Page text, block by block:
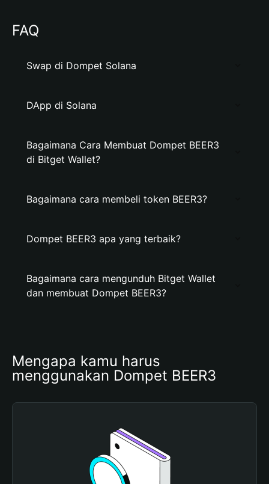
FAQ
Swap di Dompet Solana
DApp di Solana
Bagaimana Cara Membuat Dompet BEER3
di Bitget Wallet?
Bagaimana cara membeli token BEER3?
Dompet BEER3 apa yang terbaik?
Bagaimana cara mengunduh Bitget Wallet
dan membuat Dompet BEER3?
Mengapa kamu harus
menggunakan Dompet BEER3